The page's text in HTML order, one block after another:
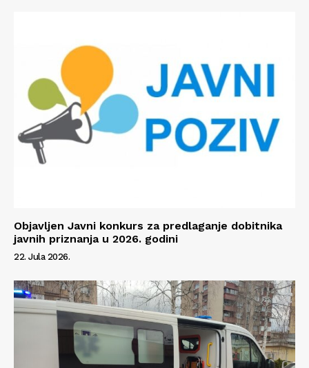
Objavljen Javni konkurs za predlaganje dobitnika
javnih priznanja u 2026. godini
22. Jula 2026.